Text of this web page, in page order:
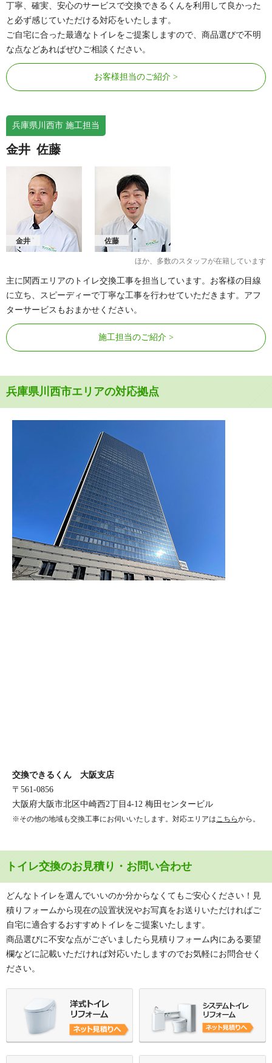
丁寧、確実、安心のサービスで交換できるくんを利用して良かった
と必ず感じていただける対応をいたします。
ご自宅に合った最適なトイレをご提案しますので、商品選びで不明
な点などあればぜひご相談ください。
お客様担当のご紹介
兵庫県川西市 施工担当
金井 佐藤
金井 佐藤
ほか、多数のスタッフが在籍しています
主に関西エリアのトイレ交換工事を担当しています。お客様の目線
に立ち、スピーディーで丁寧な工事を行わせていただきます。アフ
ターサービスもおまかせください。
施工担当のご紹介
兵庫県川西市エリアの対応拠点
交換できるくん 大阪支店
〒561-0856
大阪府大阪市北区中崎西2丁目4-12 梅田センタービル
※その他の地域も交換工事にお伺いいたします。対応エリアはこちらから。
トイレ交換のお見積り・お問い合わせ
どんなトイレを選んでいいのか分からなくてもご安心ください！見
積りフォームから現在の設置状況やお写真をお送りいただければご
自宅に適合するおすすめトイレをご提案いたします。
商品選びに不安な点がございましたら見積りフォーム内にある要望
欄などに記載いただければ対応いたしますのでお気軽にお問合せく
ださい。